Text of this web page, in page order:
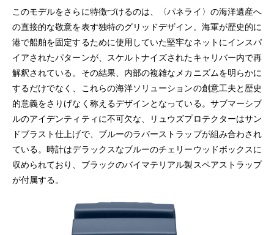
このモデルをさらに特徴づけるのは、〈パネライ〉の海洋遺産へ
の直接的な敬意を表す独特のグリッドデザイン。海軍が歴史的に
港で船舶を固定するために使用していた堅牢なネットにインスパ
イアされたパターンが、スケルトナイズされたキャリバー内で再
解釈されている。その結果、内部の複雑なメカニズムを明らかに
するだけでなく、これらの海洋ソリューションの創意工夫と歴史
的意義をさりげなく称えるデザインとなっている。サブマーシブ
ルのアイデンティティに不可欠な、リュウズプロテクターはサン
ドブラスト仕上げで、ブルーのラバーストラップが組み合わされ
ている。時計はデラックスなブルーのチェリーウッドボックスに
収められており、ブラックのバイマテリアル製スペアストラップ
が付属する。